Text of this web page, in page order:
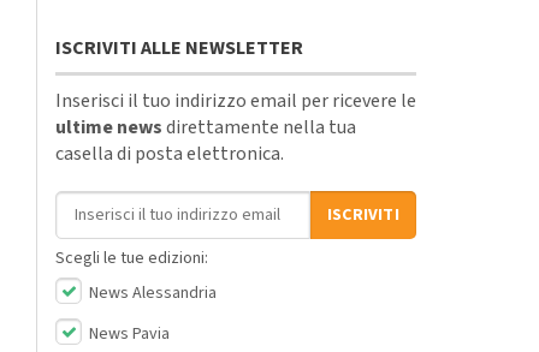
ISCRIVITI ALLE NEWSLETTER
Inserisci il tuo indirizzo email per ricevere le
ultime newsdirettamente nella tua
casella di posta elettronica.
Indirizzo email
ISCRIVITI
Scegli le tue edizioni:
News Alessandria
News Pavia